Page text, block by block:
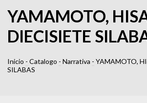
YAMAMOTO,
DIECISIETE
Inicio - Catalogo - Narrativa - YAMAMOTO,
SILABAS